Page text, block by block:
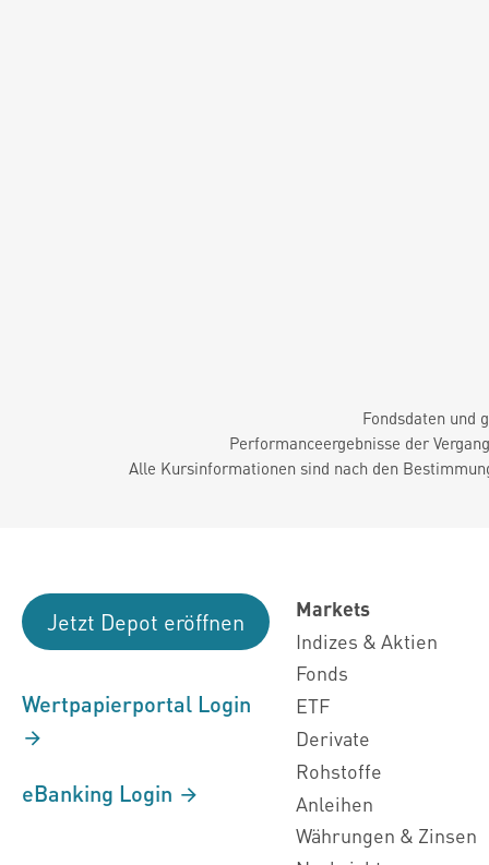
Fondsdaten und
Performanceergebnisse der
Alle Kursinformationen sind nach den
Jetzt Depot eröffnen
Wertpapierportal Login
eBanking Login
Markets
Indizes & Aktien
Fonds
ETF
Derivate
Rohstoffe
Anleihen
Währungen & Zinsen